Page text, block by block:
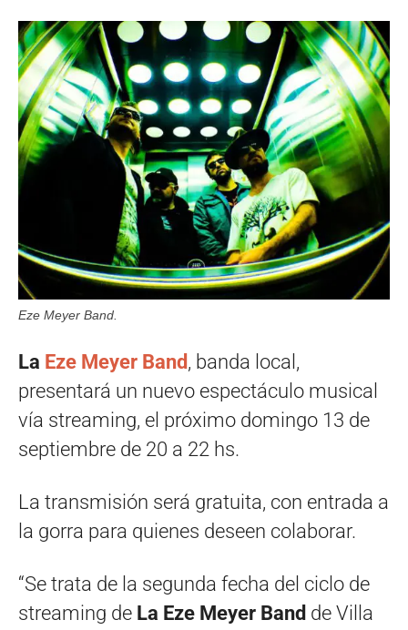
Eze Meyer Band.
La Eze Meyer Band, banda local,
presentará un nuevo espectáculo musical
vía streaming, el próximo domingo 13 de
septiembre de 20 a 22 hs.
La transmisión será gratuita, con entrada a
la gorra para quienes deseen colaborar.
“Se trata de la segunda fecha del ciclo de
streaming de La Eze Meyer Band de Villa